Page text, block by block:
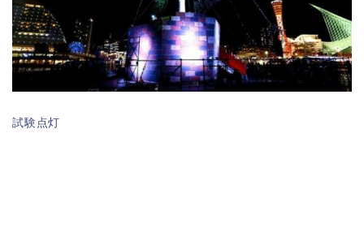
試験点灯